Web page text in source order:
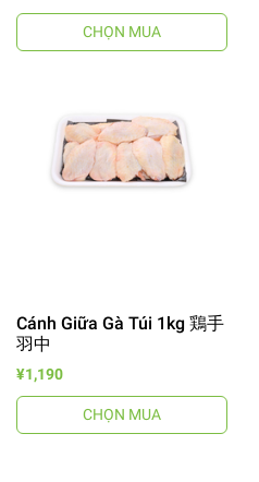
CHỌN MUA
Cánh Giữa Gà Túi 1kg 鶏手
羽中
¥1,190
CHỌN MUA